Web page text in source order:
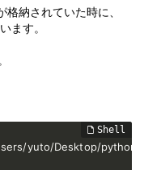
納されていた時に、
ます。
yuto/Desktop/